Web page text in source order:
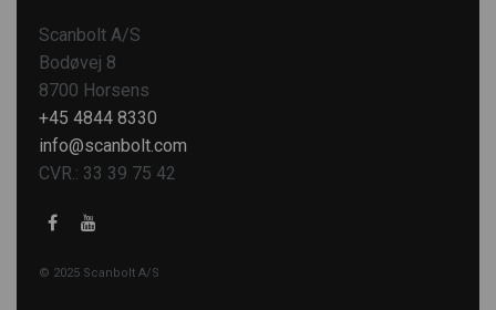
Scanbolt A/S
Bodøvej 8
8700 Horsens
+45 4844 8330
info@scanbolt.com
CVR.: 33 39 75 42
© 2025 Scanbolt A/S